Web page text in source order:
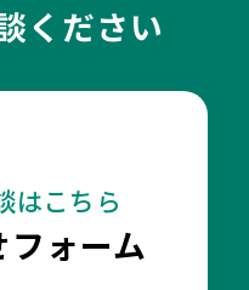
ください
はこちら
ォーム